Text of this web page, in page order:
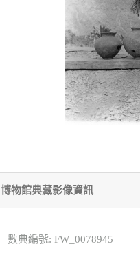
博物館典藏影像資訊
數典編號: FW_0078945